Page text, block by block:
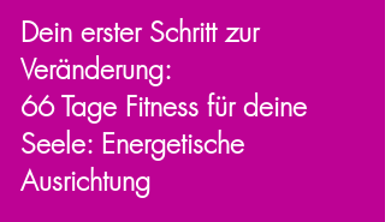
Dein erster Schritt zur
Veränderung:
66 Tage Fitness für deine
Seele: Energetische
Ausrichtung